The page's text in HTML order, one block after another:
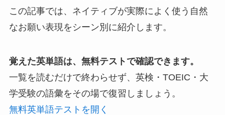
この記事では、ネイティブが実際によく使う自然
なお願い表現をシーン別に紹介します。
覚えた英単語は、無料テストで確認できます。
一覧を読むだけで終わらせず、英検・TOEIC・大
学受験の語彙をその場で復習しましょう。
無料英単語テストを開く